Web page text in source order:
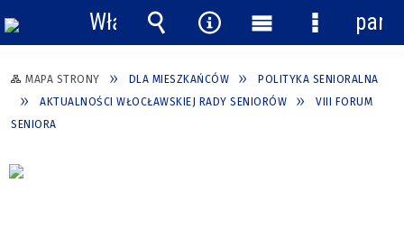
MAPA STRONY DLA MIESZKAŃCÓW
POLITYKA SENIORALNA
AKTUALNOŚCI WŁOCŁAWSKIEJ RADY SENIORÓW
VIII FORUM
SENIORA
Włącz
powiadomienia
Wyszukiwarka
Narzędzia
Menu
główne
Menu
panel